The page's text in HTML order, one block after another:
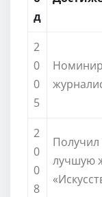
д
2
0
0
5
2
0
0
8
лучшую